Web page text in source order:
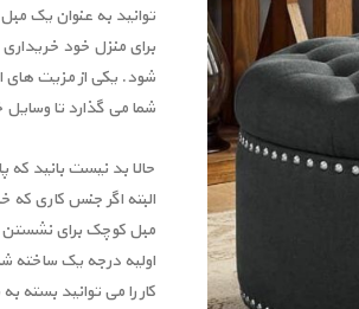
توانید به عنوان یک
برای منزل خود
شود. یکی از مزیت های
شما می گذارد تا وسایل
حالا بد نیست بانید که
البته اگر جنس کاری
مبل کوچک برای نشستن
اولیه درجه یک ساخته
کار را می توانید بسته